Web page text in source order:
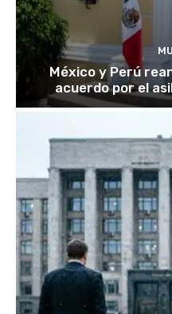
México y Perú
acuerdo por el